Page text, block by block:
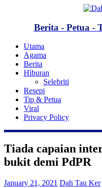
Berita - Petua -
Utama
Agama
Berita
Hiburan
Selebriti
Resepi
Tip & Petua
Viral
Privacy Policy
Tiada capaian
bukit demi PdPR
January 21, 2021 Dah Tau Ker